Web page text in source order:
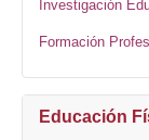
Investigación
Formación
Educación